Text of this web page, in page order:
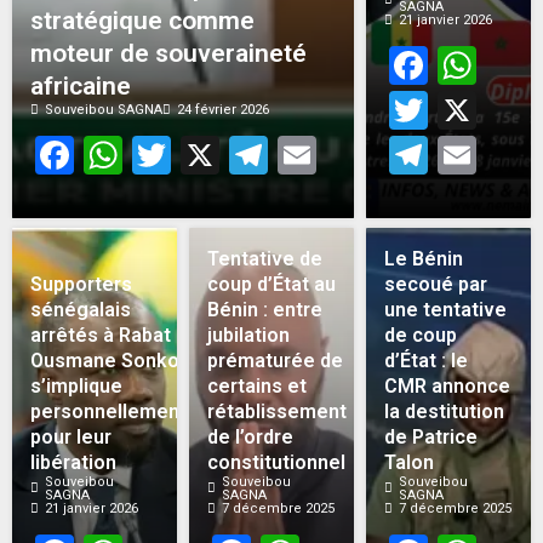
stratégique comme
moteur de souveraineté
africaine
Souveibou SAGNA 24 février 2026
Facebook
WhatsApp
Twitter
X Telegram
Email
SAGNA
21 janvier 2026
X
Supporters
sénégalais
arrêtés à Rabat :
Ousmane Sonko
s’implique
personnellement
pour leur
libération
Souveibou
SAGNA
21 janvier 2026
Tentative de
coup d’État au
Bénin : entre
jubilation
prématurée de
certains et
rétablissement
de l’ordre
constitutionnel
Souveibou
SAGNA
7 décembre 2025
Le Bénin
secoué par
une tentative
de coup
d’État : le
CMR annonce
la destitution
de Patrice
Talon
Souveibou
SAGNA
7 décembre 2025